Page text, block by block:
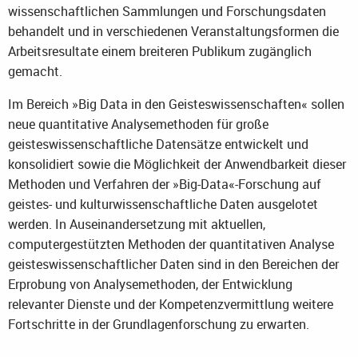
wissenschaftlichen Sammlungen und Forschungsdaten
behandelt und in verschiedenen Veranstaltungsformen die
Arbeitsresultate einem breiteren Publikum zugänglich
gemacht.
Im Bereich »Big Data in den Geisteswissenschaften« sollen
neue quantitative Analysemethoden für große
geisteswissenschaftliche Datensätze entwickelt und
konsolidiert sowie die Möglichkeit der Anwendbarkeit dieser
Methoden und Verfahren der »Big-Data«-Forschung auf
geistes- und kulturwissenschaftliche Daten ausgelotet
werden. In Auseinandersetzung mit aktuellen,
computergestützten Methoden der quantitativen Analyse
geisteswissenschaftlicher Daten sind in den Bereichen der
Erprobung von Analysemethoden, der Entwicklung
relevanter Dienste und der Kompetenzvermittlung weitere
Fortschritte in der Grundlagenforschung zu erwarten.